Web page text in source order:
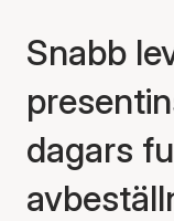
Snabb
dagars